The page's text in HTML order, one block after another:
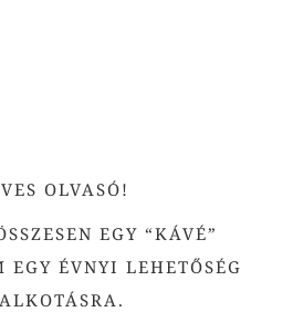
OLVASÓ!
EGY “KÁVÉ”
ÉVNYI LEHETŐSÉG